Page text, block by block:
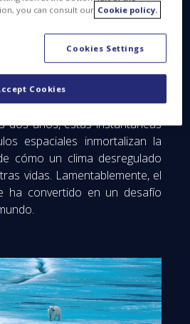
han tomado magníficas
desde la cúpula, parte de
Internacional con una ventana
mira a la Tierra. Visto desde
de la Tierra parece
Y cuando los elementos se
que ha sucedido varias
dos años, estas instantáneas
espaciales inmortalizan la
cómo un clima desregulado
vidas. Lamentablemente, el
ha convertido en un desafío
you can consult our Cookie policy.
Cookies Settings
Cookies